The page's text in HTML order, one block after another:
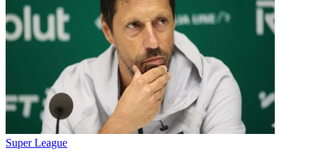
Super League